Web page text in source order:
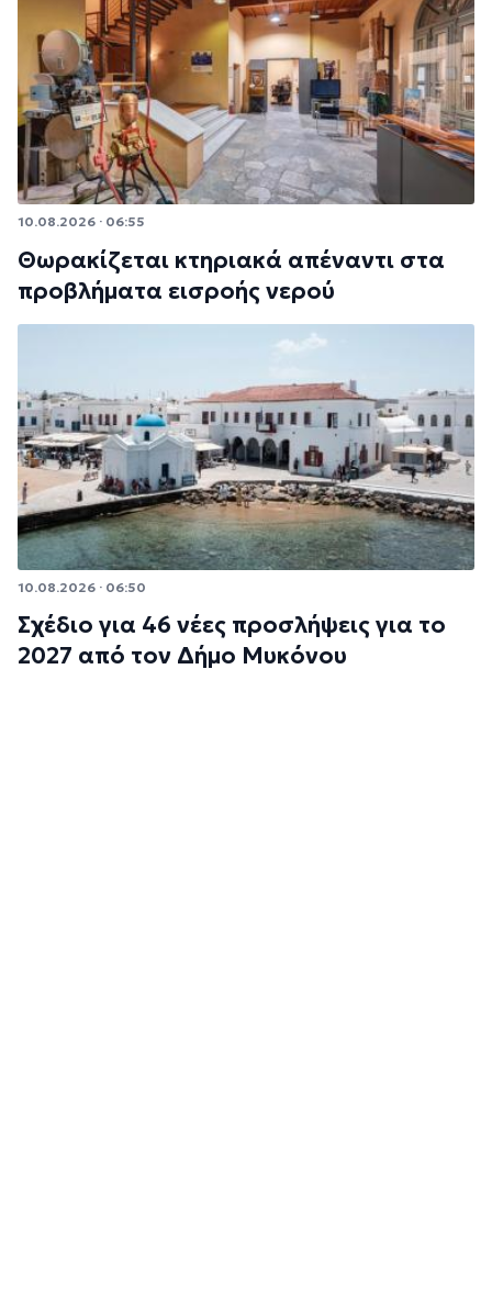
10.08.2026 · 06:55
Θωρακίζεται κτηριακά απέναντι στα
προβλήματα εισροής νερού
10.08.2026 · 06:50
Σχέδιο για 46 νέες προσλήψεις για το
2027 από τον Δήμο Μυκόνου